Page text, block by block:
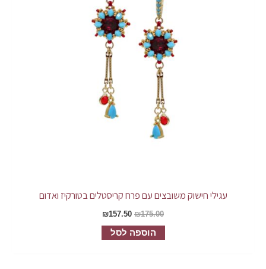
עגילי חישוק משובצים עם פרח קריסטלים בטורקיז ואדום
₪175.00
₪157.50
הוספה לסל